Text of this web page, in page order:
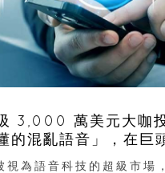
3,000 萬美元大咖
的混亂語音」，在巨
？
視為語音科技的超級市場